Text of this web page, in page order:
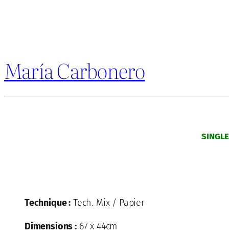
María Carbonero
Technique : Tech. Mix / Papier
Dimensions :67 x 44cm